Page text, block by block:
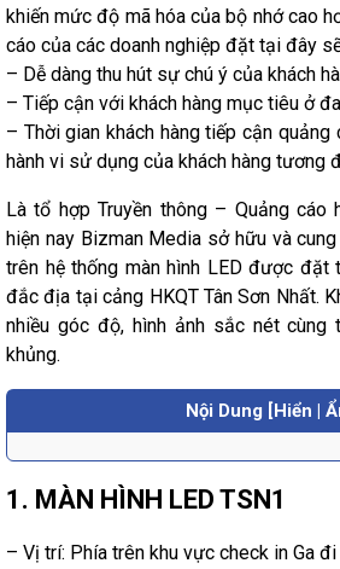
khiến mức độ mã hóa của bộ nhớ cao
cáo của các doanh nghiệp đặt tại đây
– Dễ dàng thu hút sự chú ý của khách
– Tiếp cận với khách hàng mục tiêu ở
– Thời gian khách hàng tiếp cận
hành vi sử dụng của khách hàng tương
Là tổ hợp Truyền thông – Quảng cáo
hiện nay Bizman Media sở hữu và
trên hệ thống màn hình LED được
đắc địa tại cảng HKQT Tân Sơn Nhất.
nhiều góc độ, hình ảnh sắc nét cùng
khủng.
Nội Dung [Hiển |
1. MÀN HÌNH LED TSN1
– Vị trí: Phía trên khu vực check in Ga